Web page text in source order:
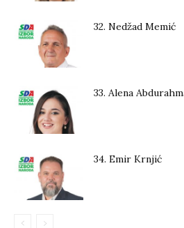
32. Nedžad Memić
33. Alena
34. Emir Krnjić